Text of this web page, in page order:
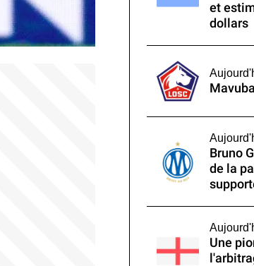
et
dollars
Bruno
de la
Une